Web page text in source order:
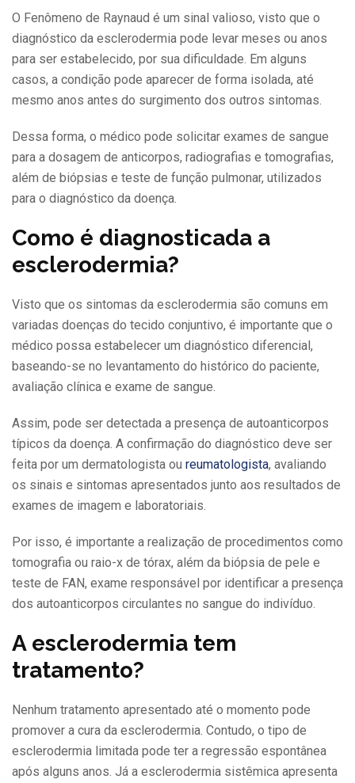
O Fenômeno de Raynaud é um sinal valioso, visto que o
diagnóstico da esclerodermia pode levar meses ou anos
para ser estabelecido, por sua dificuldade. Em alguns
casos, a condição pode aparecer de forma isolada, até
mesmo anos antes do surgimento dos outros sintomas.
Dessa forma, o médico pode solicitar exames de sangue
para a dosagem de anticorpos, radiografias e tomografias,
além de biópsias e teste de função pulmonar, utilizados
para o diagnóstico da doença.
Como é diagnosticada a
esclerodermia?
Visto que os sintomas da esclerodermia são comuns em
variadas doenças do tecido conjuntivo, é importante que o
médico possa estabelecer um diagnóstico diferencial,
baseando-se no levantamento do histórico do paciente,
avaliação clínica e exame de sangue.
Assim, pode ser detectada a presença de autoanticorpos
típicos da doença. A confirmação do diagnóstico deve ser
feita por um dermatologista ou reumatologista, avaliando
os sinais e sintomas apresentados junto aos resultados de
exames de imagem e laboratoriais.
Por isso, é importante a realização de procedimentos como
tomografia ou raio-x de tórax, além da biópsia de pele e
teste de FAN, exame responsável por identificar a presença
dos autoanticorpos circulantes no sangue do indivíduo.
A esclerodermia tem
tratamento?
Nenhum tratamento apresentado até o momento pode
promover a cura da esclerodermia. Contudo, o tipo de
esclerodermia limitada pode ter a regressão espontânea
após alguns anos. Já a esclerodermia sistêmica apresenta